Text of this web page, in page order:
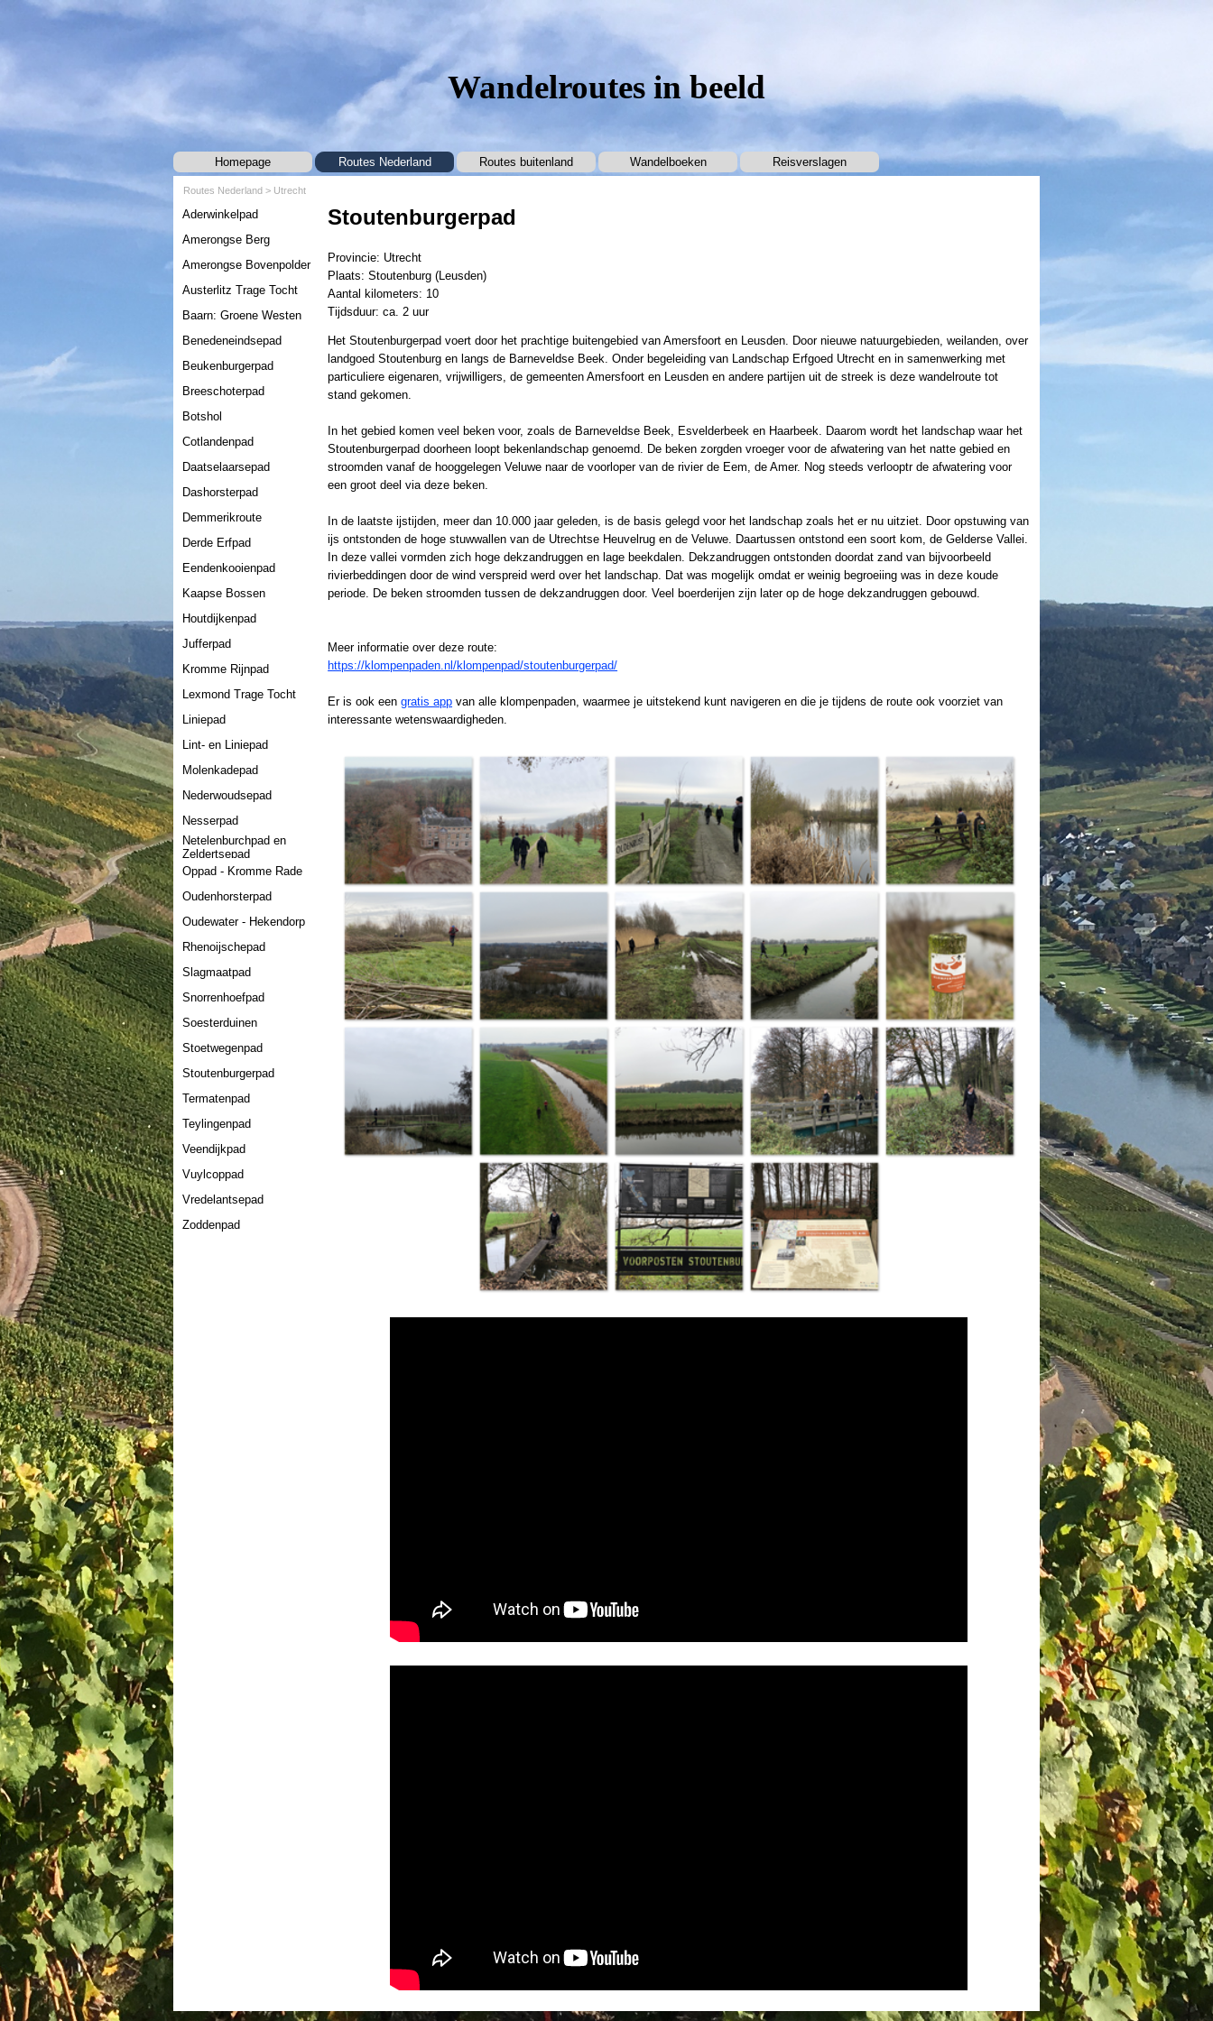
Ga naar de inhoud
Wandelroutes in beeld
Menu overslaan
Homepage Routes Nederland ▼
Routes buitenland ▼
Wandelboeken Reisverslagen ▼
Routes Nederland > Utrecht
Aderwinkelpad
Amerongse Berg
Amerongse Bovenpolder
Austerlitz Trage Tocht
Baarn: Groene Westen
Benedeneindsepad
Beukenburgerpad
Breeschoterpad
Botshol
Cotlandenpad
Daatselaarsepad
Dashorsterpad
Demmerikroute
Derde Erfpad
Eendenkooienpad
Kaapse Bossen
Houtdijkenpad
Jufferpad
Kromme Rijnpad
Lexmond Trage Tocht
Liniepad
Lint- en Liniepad
Molenkadepad
Nederwoudsepad
Nesserpad
Netelenburchpad en
Zeldertsepad
Oppad - Kromme Rade
Oudenhorsterpad
Oudewater - Hekendorp
Rhenoijschepad
Slagmaatpad
Snorrenhoefpad
Soesterduinen
Stoetwegenpad
Stoutenburgerpad
Termatenpad
Teylingenpad
Veendijkpad
Vuylcoppad
Vredelantsepad
Zoddenpad
Stoutenburgerpad
Provincie: Utrecht
Plaats: Stoutenburg (Leusden)
Aantal kilometers: 10
Tijdsduur: ca. 2 uur
Het Stoutenburgerpad voert door het prachtige buitengebied van Amersfoort en Leusden. Door nieuwe natuurgebieden, weilanden, over
landgoed Stoutenburg en langs de Barneveldse Beek. Onder begeleiding van Landschap Erfgoed Utrecht en in samenwerking met
particuliere eigenaren, vrijwilligers, de gemeenten Amersfoort en Leusden en andere partijen uit de streek is deze wandelroute tot
stand gekomen.
In het gebied komen veel beken voor, zoals de Barneveldse Beek, Esvelderbeek en Haarbeek. Daarom wordt het landschap waar het
Stoutenburgerpad doorheen loopt bekenlandschap genoemd. De beken zorgden vroeger voor de afwatering van het natte gebied en
stroomdenvanaf de hooggelegen Veluwe naar de voorloper van de rivier de Eem, de Amer. Nog steeds verlooptr de afwatering voor
een groot deel via deze beken.
In de laatste ijstijden, meer dan 10.000 jaar geleden, is de basis gelegd voor het landschap zoals het er nu uitziet. Door opstuwing van
ijs ontstonden de hoge stuwwallen van de Utrechtse Heuvelrug en de Veluwe. Daartussen ontstond een soort kom, de Gelderse Vallei.
In deze vallei vormden zich hoge dekzandruggen en lage beekdalen. Dekzandruggen ontstonden doordat zand van bijvoorbeeld
rivierbeddingen door de wind verspreid werd over het landschap. Dat was mogelijk omdat er weinig begroeiing was in deze koude
periode. De beken stroomden tussen de dekzandruggen door. Veel boerderijen zijn later op de hoge dekzandruggen gebouwd.
Meer informatie over deze route:
https://klompenpaden.nl/klompenpad/stoutenburgerpad/
Er is ook eengratis app van alle klompenpaden, waarmee je uitstekend kunt navigeren en die je tijdens de route ook voorziet van
interessante wetenswaardigheden.